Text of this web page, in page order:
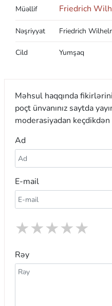
Müəllif Friedrich
Nəşriyyat Friedrich
Cild Yumşaq
Məhsul haqqında
poçt ünvanınız saytda
moderasiyadan
Ad
E-mail
★
★
★
★
★
Rəy